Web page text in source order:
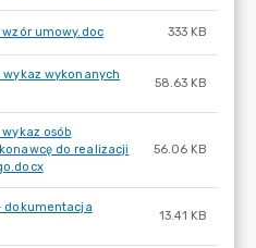
wzór umowy.doc 333 KB
wykaz wykonanych
58.63 KB
wykaz osób
do realizacji
56.06 KB
dokumentacja
13.41 KB